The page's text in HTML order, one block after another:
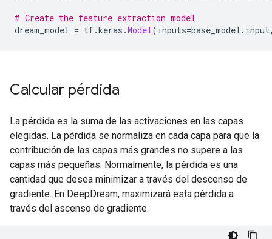
# Create the feature extraction model
dream_model = tf.keras .Model (inputs=base_model . input
Calcular pérdida
La pérdida es la suma de las activaciones en las capas
elegidas. La pérdida se normaliza en cada capa para que la
contribución de las capas más grandes no supere a las
capas más pequeñas. Normalmente, la pérdida es una
cantidad que desea minimizar a través del descenso de
gradiente. En DeepDream, maximizará esta pérdida a
través del ascenso de gradiente.